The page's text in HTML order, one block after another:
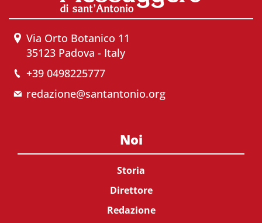
Via Orto Botanico 11
35123 Padova - Italy
+39 0498225777
redazione@santantonio.org
Noi
Storia
Direttore
Redazione